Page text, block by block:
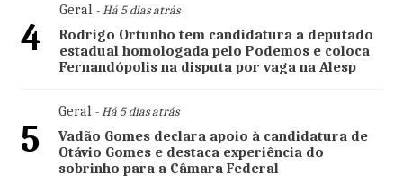
4
Geral- Há 5 dias atrás
Rodrigo Ortunho tem candidatura a deputado
estadual homologada pelo Podemos e coloca
Fernandópolis na disputa por vaga na Alesp
5
Geral- Há 5 dias atrás
Vadão Gomes declara apoio à candidatura de
Otávio Gomes e destaca experiência do
sobrinho para a Câmara Federal